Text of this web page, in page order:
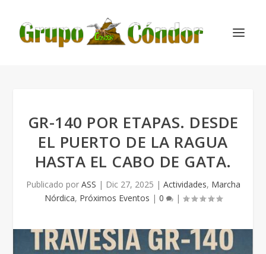
GR-140 POR ETAPAS. DESDE
EL PUERTO DE LA RAGUA
HASTA EL CABO DE GATA.
Publicado por ASS | Dic 27, 2025 | Actividades, Marcha
Nórdica, Próximos Eventos | 0 |